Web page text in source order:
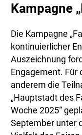
Kampagne
Die Kampagne
kontinuierlicher
Auszeichnung
Engagement. Für
anderem die
„Hauptstadt des
Woche 2025“
September unter